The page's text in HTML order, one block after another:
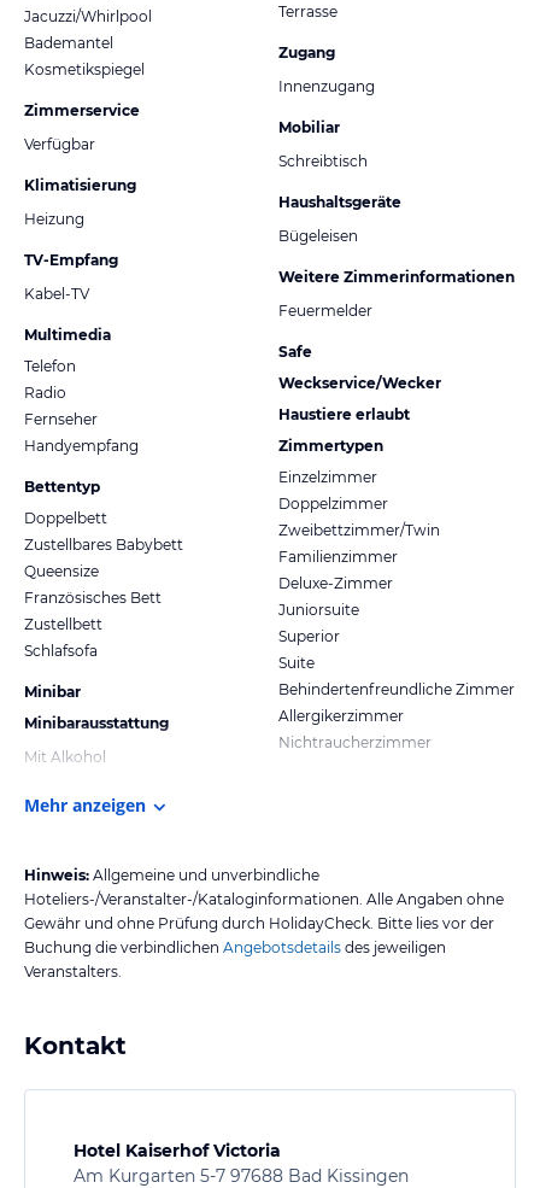
Jacuzzi/Whirlpool
Bademantel
Kosmetikspiegel
Zimmerservice
Verfügbar
Klimatisierung
Heizung
TV-Empfang
Kabel-TV
Multimedia
Telefon
Radio
Fernseher
Handyempfang
Bettentyp
Doppelbett
Zustellbares Babybett
Queensize
Französisches Bett
Zustellbett
Schlafsofa
Minibar
Minibarausstattung
Mit Alkohol
Terrasse
Zugang
Innenzugang
Mobiliar
Schreibtisch
Haushaltsgeräte
Bügeleisen
Weitere Zimmerinformationen
Feuermelder
Safe
Weckservice/Wecker
Haustiere erlaubt
Zimmertypen
Einzelzimmer
Doppelzimmer
Zweibettzimmer/Twin
Familienzimmer
Deluxe-Zimmer
Juniorsuite
Superior
Suite
Behindertenfreundliche Zimmer
Allergikerzimmer
Nichtraucherzimmer
Mehr anzeigen
Hinweis: Allgemeine und unverbindliche
Hoteliers-/Veranstalter-/Kataloginformationen. Alle Angaben ohne
Gewähr und ohne Prüfung durch HolidayCheck. Bitte lies vor der
Buchung die verbindlichen Angebotsdetails des jeweiligen
Veranstalters.
Kontakt
Hotel Kaiserhof Victoria
Am Kurgarten 5-7 97688 Bad Kissingen